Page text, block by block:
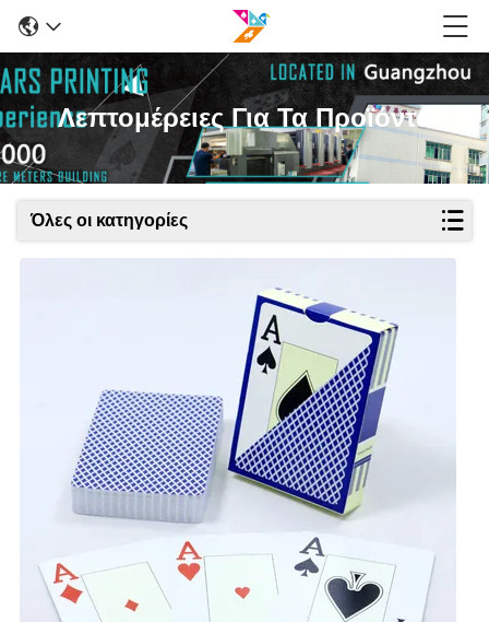
Λεπτομέρειες Για Τα Προϊόντα
Όλες οι κατηγορίες